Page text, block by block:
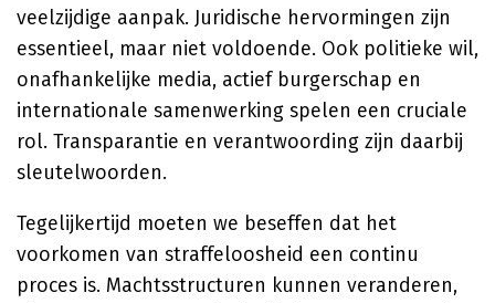
veelzijdige aanpak. Juridische hervormingen zijn
essentieel, maar niet voldoende. Ook politieke wil,
onafhankelijke media, actief burgerschap en
internationale samenwerking spelen een cruciale
rol. Transparantie en verantwoording zijn daarbij
sleutelwoorden.
Tegelijkertijd moeten we beseffen dat het
voorkomen van straffeloosheid een continu
proces is. Machtsstructuren kunnen veranderen,